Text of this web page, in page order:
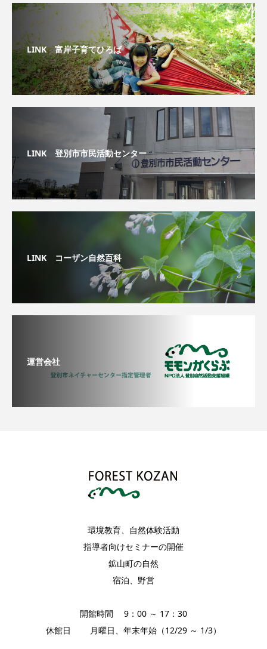
LINK 富岸子育てひろば
LINK 登別市市民活動センター
LINK コーザン自然百科
運営会社
環境教育、自然体験活動
指導者向けセミナーの開催
鉱山町の自然
宿泊、野営
開館時間 9：00 ～ 17：30
休館日 月曜日、年末年始（12/29 ～ 1/3）